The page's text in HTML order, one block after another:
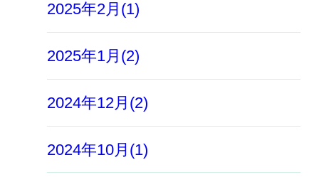
2025年2月(1)
2025年1月(2)
2024年12月(2)
2024年10月(1)